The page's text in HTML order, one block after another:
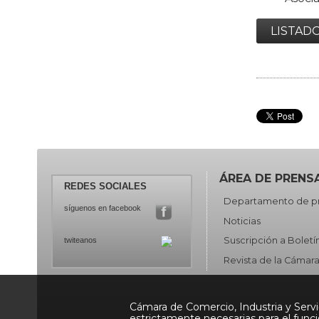
Cámara de Comercio, Industria y
REDES SOCIALES
síguenos en facebook
twiteanos
ÁREA DE
Departamento de
Noticias
Suscripción a
Revista de la Cámara